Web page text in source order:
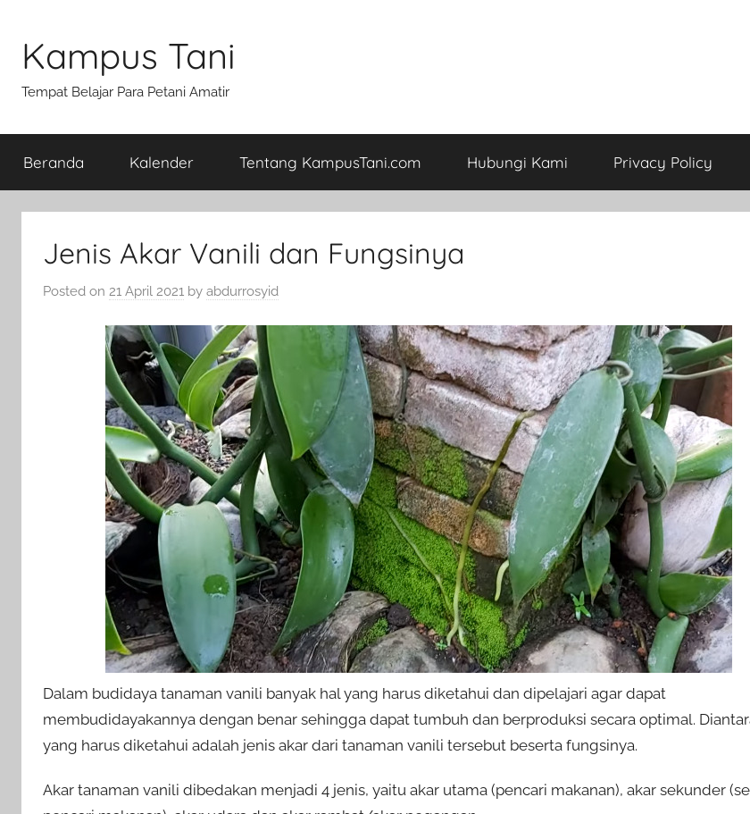
content
Kampus Tani
Tempat Belajar Para Petani Amatir
Beranda Kalender Tentang KampusTani.com Hubungi Kami Privacy Policy
Jenis Akar Vanili dan Fungsinya
Posted on 21 April 2021 by abdurrosyid
Dalam budidaya tanaman vanili banyak hal yang harus diketahui dan dipelajari agar dapat
membudidayakannya dengan benar sehingga dapat tumbuh dan berproduksi secara optimal.
yang harus diketahui adalah jenis akar dari tanaman vanili tersebut beserta fungsinya.
Akar tanaman vanili dibedakan menjadi 4 jenis, yaitu akar utama (pencari makanan), akar sekunder